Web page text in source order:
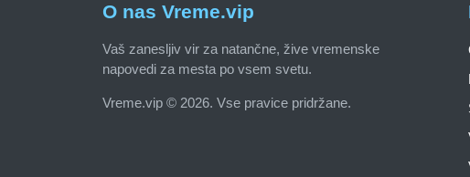
O nas Vreme.vip
Vaš zanesljiv vir za natančne, žive vremenske
napovedi za mesta po vsem svetu.
Vreme.vip © 2026. Vse pravice pridržane.